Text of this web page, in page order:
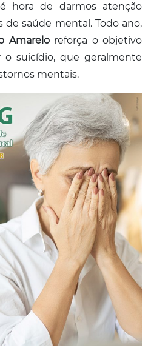
hora de darmos atenção
de saúde mental. Todo ano,
Amareloreforça o objetivo
suicídio, que geralmente
mentais.